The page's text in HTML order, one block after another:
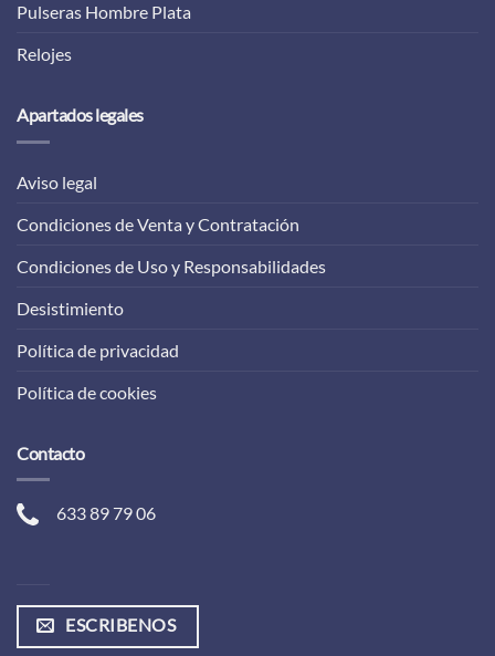
Pulseras Hombre Plata
Relojes
Apartados legales
Aviso legal
Condiciones de Venta y Contratación
Condiciones de Uso y Responsabilidades
Desistimiento
Política de privacidad
Política de cookies
Contacto
633 89 79 06
ESCRIBENOS